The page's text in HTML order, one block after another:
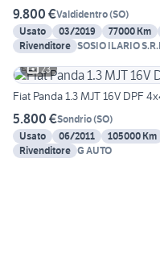
9.800 €Valdidentro(SO)
Usato
03/2019 77000 Km
Rivenditore SOSIO ILARIO
23
Fiat Panda 1.3 MJT 16V DPF
5.800 €Sondrio(SO)
Usato
06/2011 105000 Km
Rivenditore G AUTO